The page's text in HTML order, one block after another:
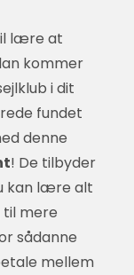
lære at
kommer
i dit
fundet
denne
! De tilbyder
kan lære alt
mere
sådanne
mellem